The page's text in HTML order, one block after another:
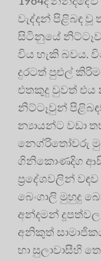
වැද්දන් පිළිබඳ
සිටිනුයේ
විය හැකි බවය.
දුරටත් පුළුල්
එතකුදු වුවත් එය
නිට්ටෑවුන්
න්‍යායන්ට වඩා
නෙග්රිතෝවරු
ගිනිකොණදිග
ප‍්‍රදේශවලින්
බෙංගාලි මුහුදු
අන්දමන් දූපත්වල
අනිකුත්
හා සුලාවාසීහි